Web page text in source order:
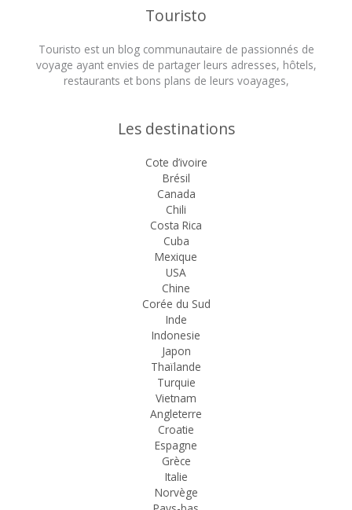
Touristo
Touristo est un blog communautaire de passionnés de
voyage ayant envies de partager leurs adresses, hôtels,
restaurants et bons plans de leurs voayages,
Les destinations
Cote d’ivoire
Brésil
Canada
Chili
Costa Rica
Cuba
Mexique
USA
Chine
Corée du Sud
Inde
Indonesie
Japon
Thaïlande
Turquie
Vietnam
Angleterre
Croatie
Espagne
Grèce
Italie
Norvège